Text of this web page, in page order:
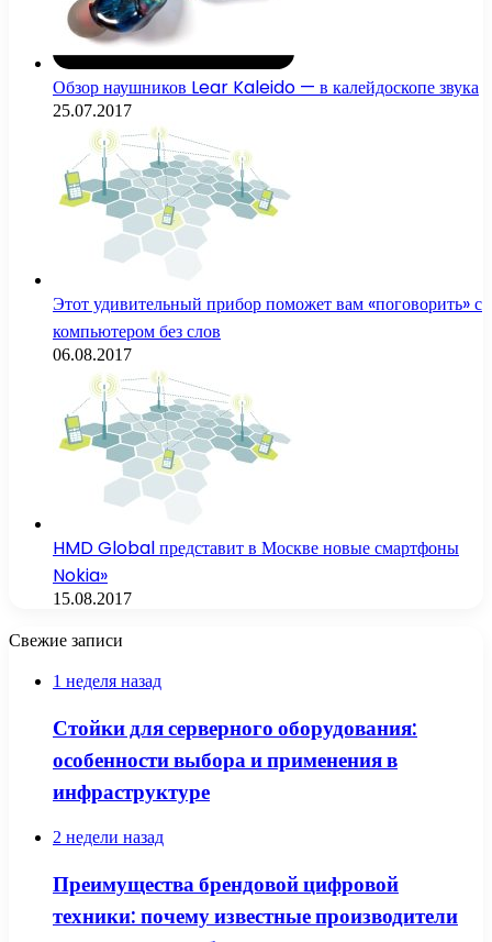
Обзор наушников Lear Kaleido — в калейдоскопе звука
25.07.2017
Этот удивительный прибор поможет вам «поговорить» с
компьютером без слов
06.08.2017
HMD Global представит в Москве новые смартфоны
Nokia»
15.08.2017
Свежие записи
1 неделя назад
Стойки для серверного оборудования:
особенности выбора и применения в
инфраструктуре
2 недели назад
Преимущества брендовой цифровой
техники: почему известные производители